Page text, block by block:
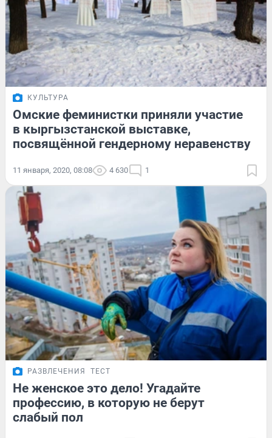
КУЛЬТУРА
Омские феминистки приняли участие
в кыргызстанской выставке,
посвящённой гендерному неравенству
11 января, 2020, 08:08 4 630 1
РАЗВЛЕЧЕНИЯ ТЕСТ
Не женское это дело! Угадайте
профессию, в которую не берут
слабый пол